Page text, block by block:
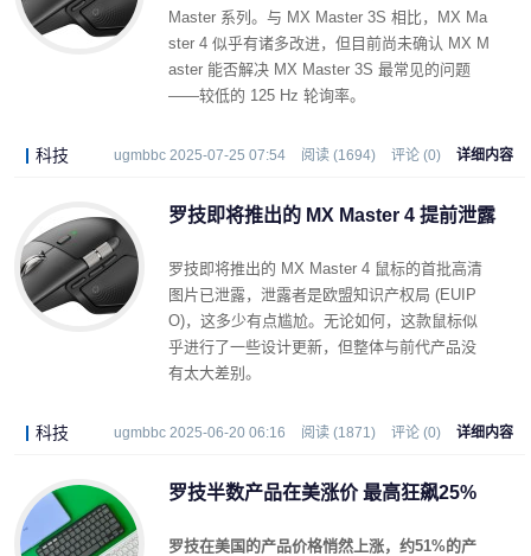
Master 系列。与 MX Master 3S 相比，MX Ma
ster 4 似乎有诸多改进，但目前尚未确认 MX M
aster 能否解决 MX Master 3S 最常见的问题
——较低的 125 Hz 轮询率。
科技 ugmbbc 2025-07-25 07:54 阅读 (1694) 评论 (0) 详细内容
罗技即将推出的 MX Master 4 提前泄露
罗技即将推出的 MX Master 4 鼠标的首批高清
图片已泄露，泄露者是欧盟知识产权局 (EUIP
O)，这多少有点尴尬。无论如何，这款鼠标似
乎进行了一些设计更新，但整体与前代产品没
有太大差别。
科技 ugmbbc 2025-06-20 06:16 阅读 (1871) 评论 (0) 详细内容
罗技半数产品在美涨价 最高狂飙25%
罗技在美国的产品价格悄然上涨，约51%的产